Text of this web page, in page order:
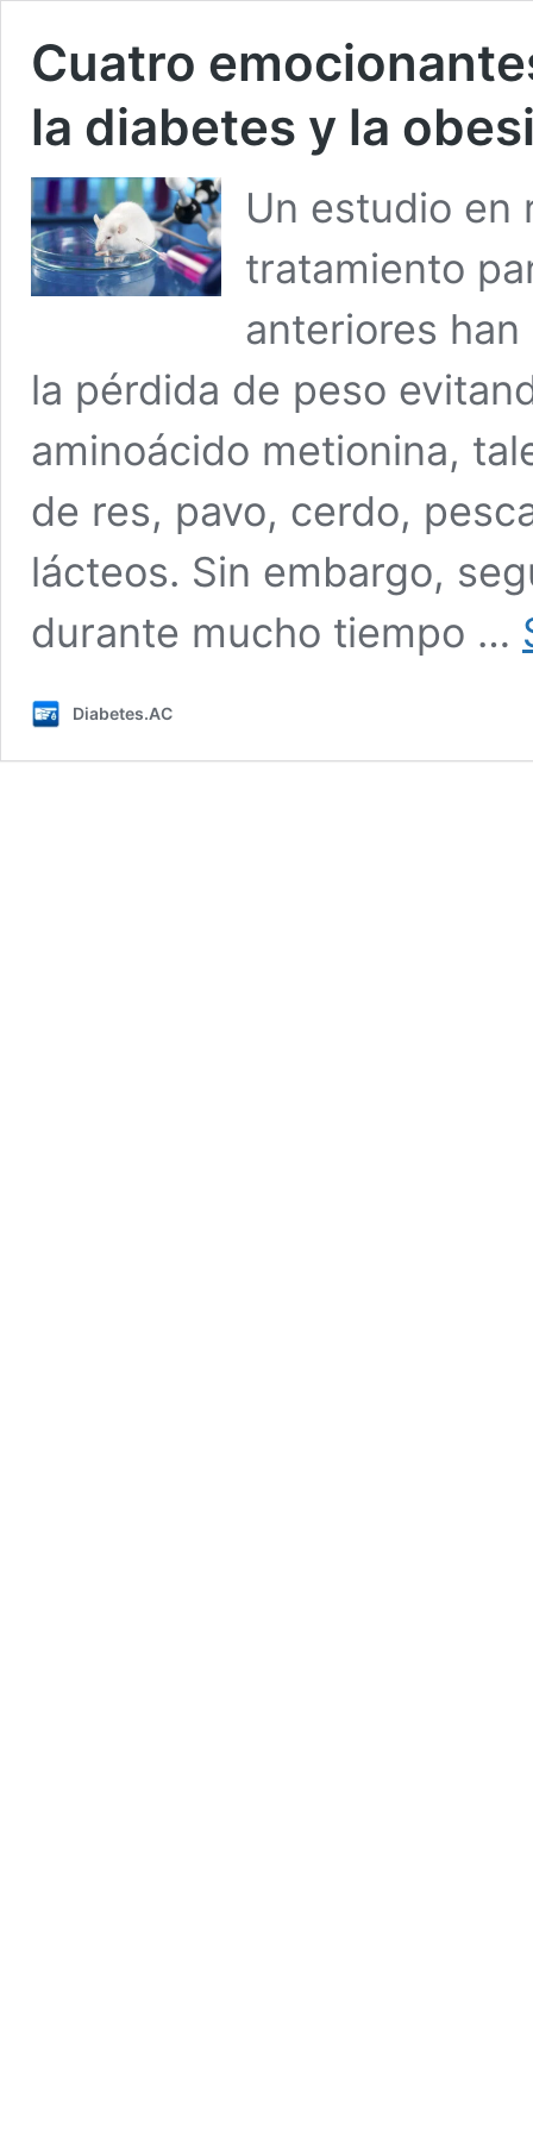
Cuatro
la diabetes y la
Un estudio en
tratamiento
anteriores
la pérdida de peso
aminoácido metionina,
de res, pavo, cerdo,
lácteos. Sin embargo,
durante mucho tiempo …
Diabetes.AC